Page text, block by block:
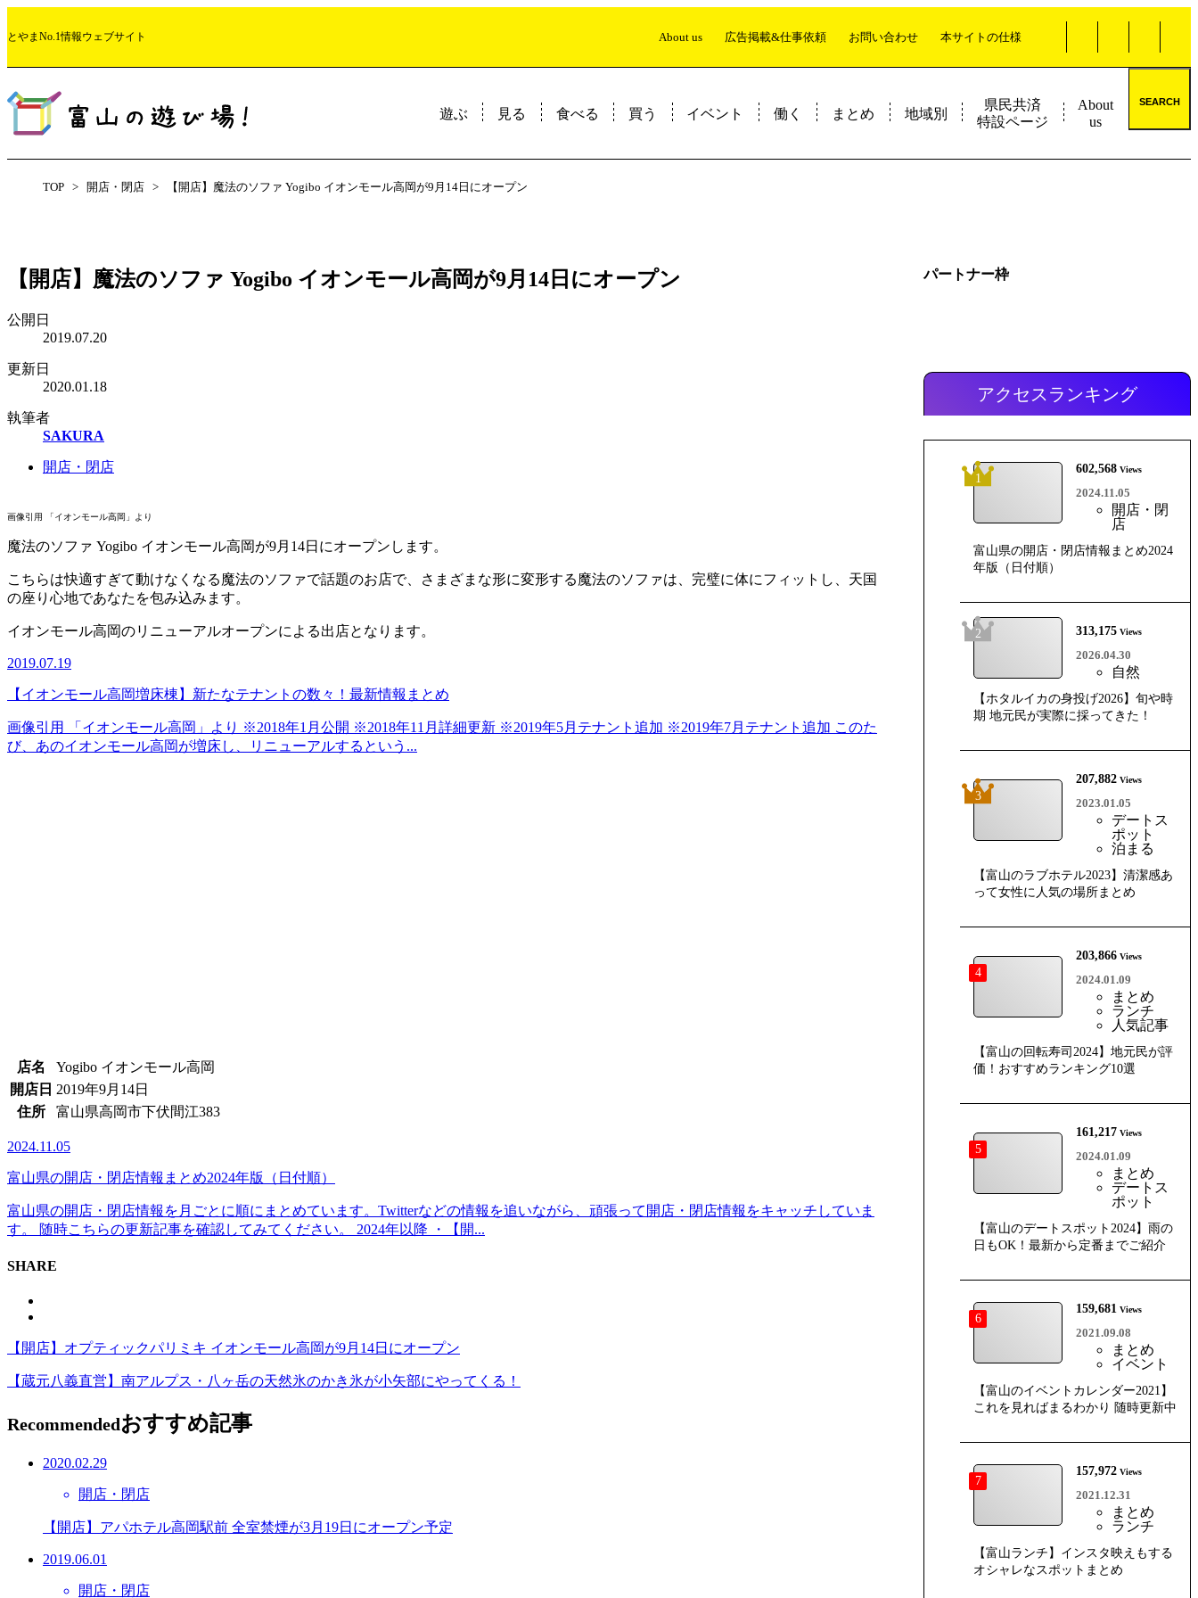
とやまNo.1情報ウェブサイト About us 広告掲載&仕事依頼 お問い合わせ 本サイトの仕様
遊ぶ 見る 食べる 買う イベント 働く まとめ 地域別
県民共済
特設ページ
About
us
SEARCH
TOP 開店・閉店 【開店】魔法のソファ Yogibo イオンモール高岡が9月14日にオープン
【開店】魔法のソファ Yogibo イオンモール高岡が9月14日にオープン
公開日
2019.07.20
更新日
2020.01.18
執筆者
SAKURA
開店・閉店
画像引用 「イオンモール高岡」より
魔法のソファ Yogibo イオンモール高岡が9月14日にオープンします。
こちらは快適すぎて動けなくなる魔法のソファで話題のお店で、さまざまな形に変形する魔法のソファは、完璧に体にフィットし、天国
の座り心地であなたを包み込みます。
イオンモール高岡のリニューアルオープンによる出店となります。
2019.07.19
【イオンモール高岡増床棟】新たなテナントの数々！最新情報まとめ
画像引用 「イオンモール高岡」より ※2018年1月公開 ※2018年11月詳細更新 ※2019年5月テナント追加 ※2019年7月テナント追加 このた
び、あのイオンモール高岡が増床し、リニューアルするという...
店名
Yogibo イオンモール高岡
開店日 2019年9月14日
住所
富山県高岡市下伏間江383
2024.11.05
富山県の開店・閉店情報まとめ2024年版（日付順）
富山県の開店・閉店情報を月ごとに順にまとめています。Twitterなどの情報を追いながら、頑張って開店・閉店情報をキャッチしていま
す。 随時こちらの更新記事を確認してみてください。 2024年以降 ・【開...
SHARE
【開店】オプティックパリミキ イオンモール高岡が9月14日にオープン
【蔵元八義直営】南アルプス・八ヶ岳の天然氷のかき氷が小矢部にやってくる！
Recommendedおすすめ記事
2020.02.29
開店・閉店
【開店】アパホテル高岡駅前 全室禁煙が3月19日にオープン予定
2019.06.01
開店・閉店
パートナー枠
アクセスランキング
1
602,568 Views
2024.11.05
開店・閉
店
富山県の開店・閉店情報まとめ2024
年版（日付順）
2 313,175 Views
2026.04.30
自然
【ホタルイカの身投げ2026】旬や時
期 地元民が実際に採ってきた！
3
207,882 Views
2023.01.05
デートス
ポット
泊まる
【富山のラブホテル2023】清潔感あ
って女性に人気の場所まとめ
4
203,866 Views
2024.01.09
まとめ
ランチ
人気記事
【富山の回転寿司2024】地元民が評
価！おすすめランキング10選
5
161,217 Views
2024.01.09
まとめ
デートス
ポット
【富山のデートスポット2024】雨の
日もOK！最新から定番までご紹介
6
159,681 Views
2021.09.08
まとめ
イベント
【富山のイベントカレンダー2021】
これを見ればまるわかり 随時更新中
7
157,972 Views
2021.12.31
まとめ
ランチ
【富山ランチ】インスタ映えもする
オシャレなスポットまとめ